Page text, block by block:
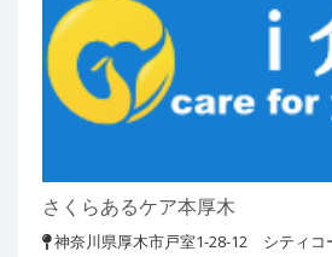
さくらあるケア本厚木
神奈川県厚木市戸室1-28-12 シティコ